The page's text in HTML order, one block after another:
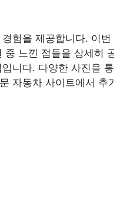
험을 제공합니다. 이번
느낀 점들을 상세히
니다. 다양한 사진을
자동차 사이트에서 추